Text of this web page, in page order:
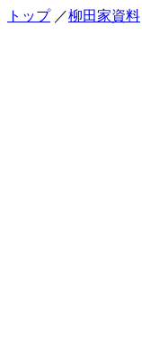
トップ ／柳田家資料